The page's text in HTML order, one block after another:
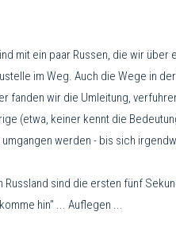
mit ein paar Russen, die wir
im Weg. Auch die Wege in
fanden wir die Umleitung,
(etwa, keiner kennt die
werden - bis sich
sind die ersten fünf
hin" ... Auflegen ...